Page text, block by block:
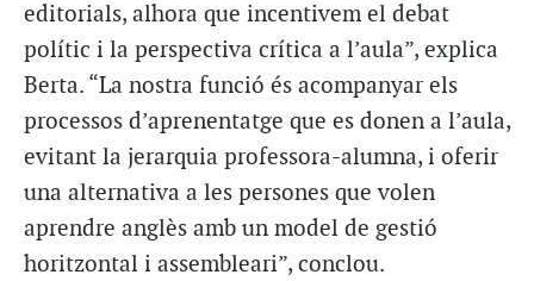
editorials, alhora que incentivem el debat
polític i la perspectiva crítica a l’aula”, explica
Berta. “La nostra funció és acompanyar els
processos d’aprenentatge que es donen a l’aula,
evitant la jerarquia professora-alumna, i oferir
una alternativa a les persones que volen
aprendre anglès amb un model de gestió
horitzontal i assembleari”, conclou.